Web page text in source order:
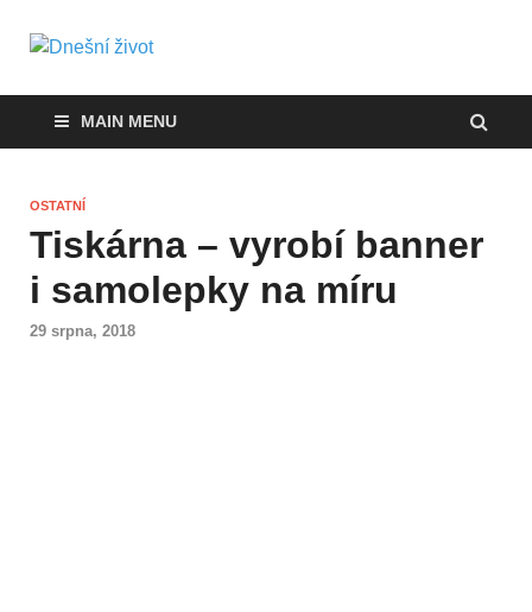
Dnešní život
současnosti
MAIN MENU
OSTATNÍ
Tiskárna – vyrobí banner
i samolepky na míru
29 srpna, 2018